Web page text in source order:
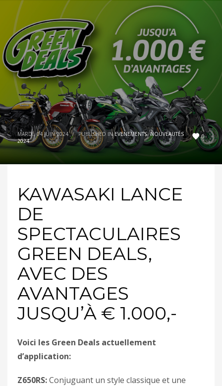
1.000,-
0
MARDI, 04 JUIN 2024 / PUBLISHED INEVENEMENTS,NOUVEAUTÉS
2024
KAWASAKI LANCE
DE
SPECTACULAIRES
GREEN DEALS,
AVEC DES
AVANTAGES
JUSQU’À € 1.000,-
Voici les Green Deals actuellement
d’application:
Z650RS:Conjuguant un style classique et une